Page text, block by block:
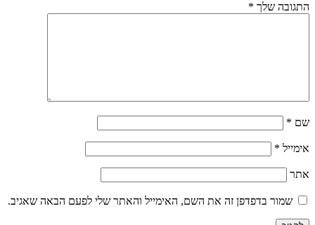
התגובה שלך *
שם *
אימייל *
אתר
שמור בדפדפן זה את השם, האימייל והאתר שלי לפעם הבאה שאגיב.